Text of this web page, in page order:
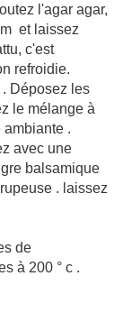
l'agar agar,
et laissez
c'est
refroidie.
Déposez les
le mélange à
ambiante .
avec une
balsamique
. laissez
de
à 200 ° c .